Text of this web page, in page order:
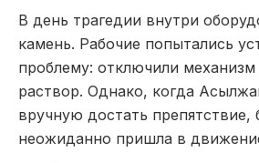
В день трагедии внутри
камень. Рабочие попытались
проблему: отключили
раствор. Однако, когда
вручную достать препятствие,
неожиданно пришла в